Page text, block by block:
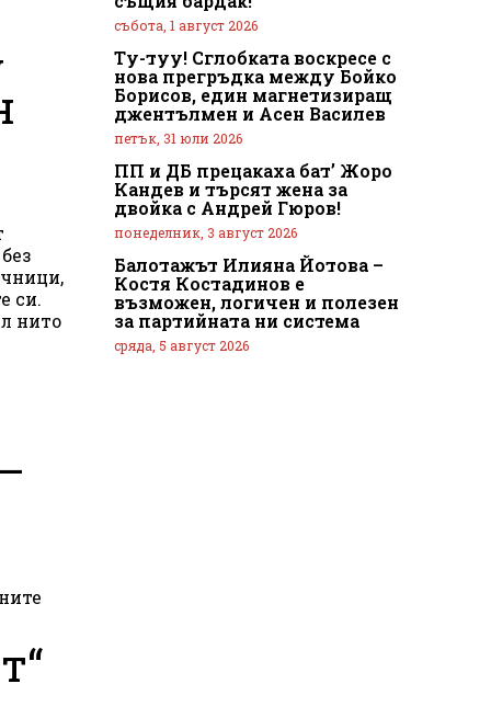
си.
нито
събота, 1 август 2026
Ту-туу! Сглобката воскресе с
нова прегръдка между Бойко
Борисов, един магнетизиращ
джентълмен и Асен Василев
петък, 31 юли 2026
ПП и ДБ прецакаха бат’ Жоро
Кандев и търсят жена за
двойка с Андрей Гюров!
понеделник, 3 август 2026
Балотажът Илияна Йотова –
Костя Костадинов е
възможен, логичен и полезен
за партийната ни система
сряда, 5 август 2026